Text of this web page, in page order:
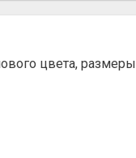
цвета, размеры